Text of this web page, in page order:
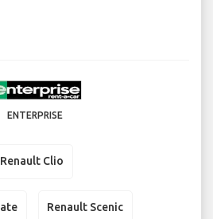
ENTERPRISE
Renault Clio
Renault Scenic